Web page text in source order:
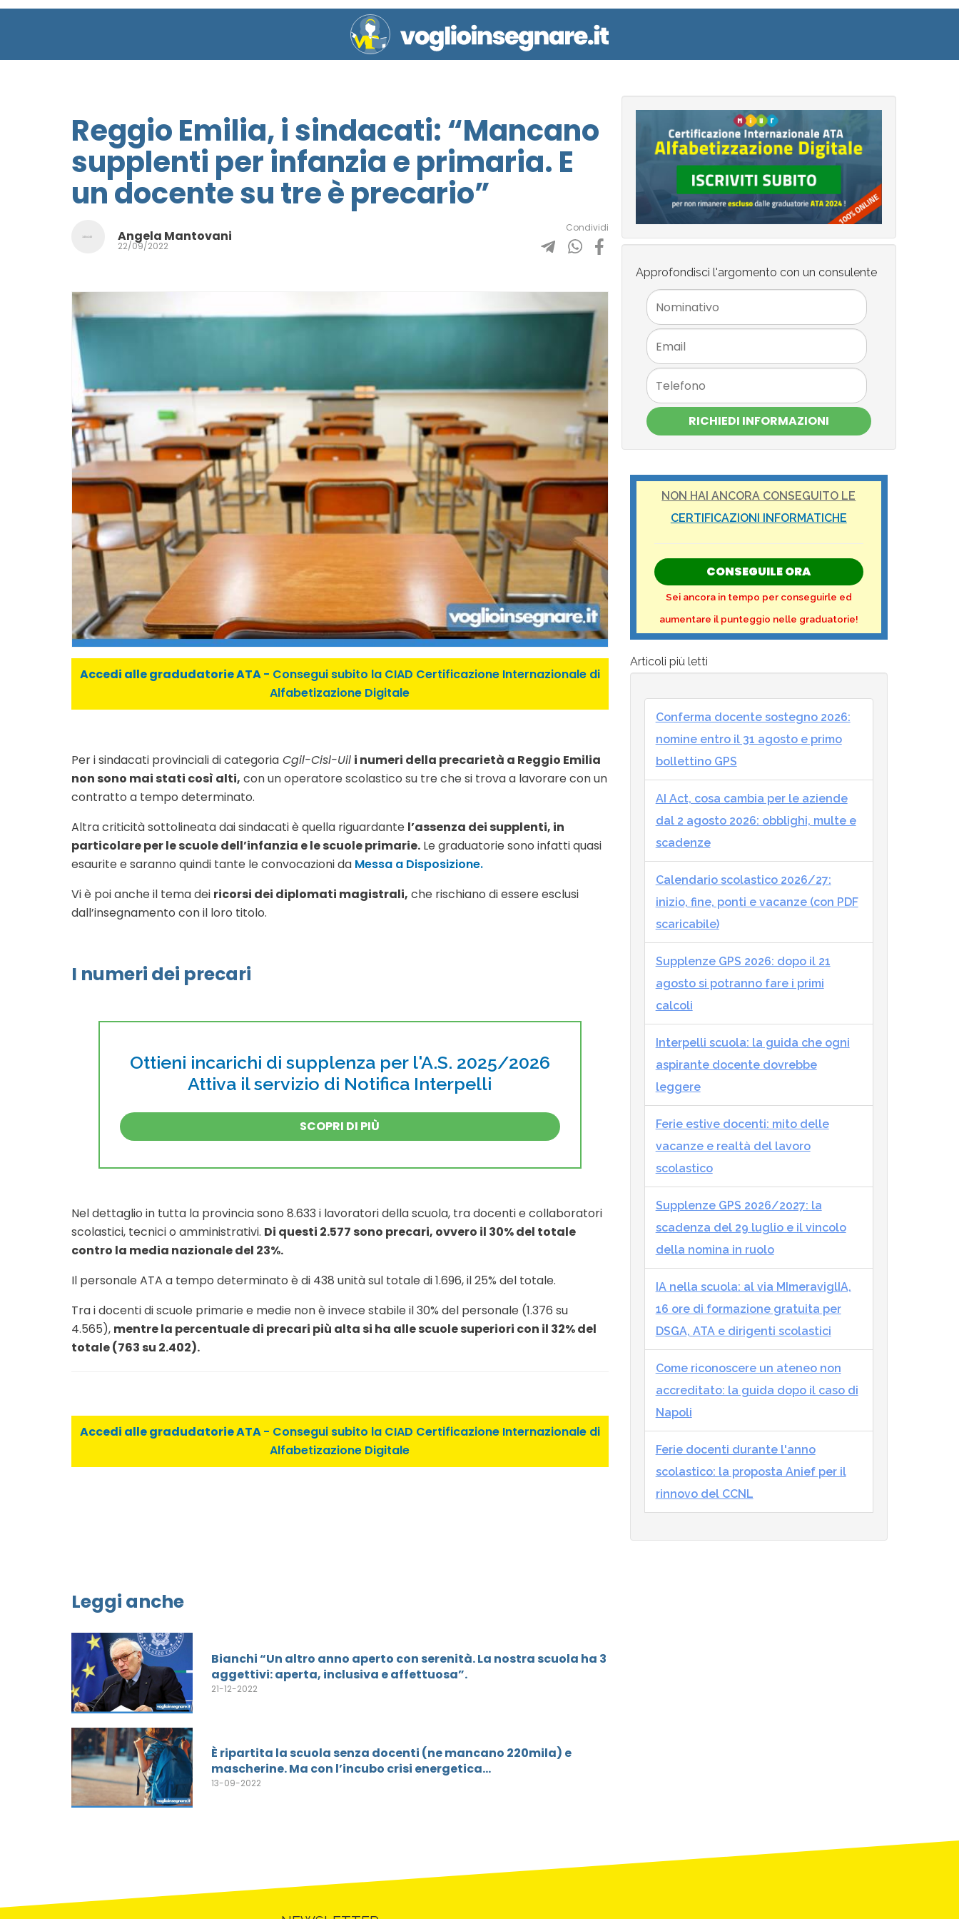
Reggio Emilia, i sindacati: “Mancano
supplenti per infanzia e primaria. E
un docente su tre è precario”
Angela Mantovani
22/09/2022
Condividi
Accedi alle gradudatorie ATA- Consegui subito la CIAD Certificazione Internazionale di
Alfabetizazione Digitale
Per i sindacati provinciali di categoria Cgil-Cisl-Uil i numeri della precarietà a Reggio Emilia
non sono mai stati così alti, con un operatore scolastico su tre che si trova a lavorare con un
contratto a tempo determinato.
Altra criticità sottolineata dai sindacati è quella riguardante l’assenza dei supplenti, in
particolare per le scuole dell’infanzia e le scuole primarie. Le graduatorie sono infatti quasi
esaurite e saranno quindi tante le convocazioni da Messa a Disposizione.
Vi è poi anche il tema dei ricorsi dei diplomati magistrali, che rischiano di essere esclusi
dall’insegnamento con il loro titolo.
I numeri dei precari
Ottieni incarichi di supplenza per l'A.S. 2025/2026
Attiva il servizio di Notifica Interpelli
SCOPRI DI PIÙ
Nel dettaglio in tutta la provincia sono 8.633 i lavoratori della scuola, tra docenti e collaboratori
scolastici, tecnici o amministrativi. Di questi 2.577 sono precari, ovvero il 30% del totale
contro la media nazionale del 23%.
Il personale ATA a tempo determinato è di 438 unità sul totale di 1.696, il 25% del totale.
Tra i docenti di scuole primarie e medie non è invece stabile il 30% del personale (1.376 su
4.565), mentre la percentuale di precari più alta si ha alle scuole superiori con il 32% del
totale (763 su 2.402).
Accedi alle gradudatorie ATA- Consegui subito la CIAD Certificazione Internazionale di
Alfabetizazione Digitale
Leggi anche
Bianchi “Un altro anno aperto con serenità. La nostra scuola ha 3
aggettivi: aperta, inclusiva e affettuosa”.
21-12-2022
È ripartita la scuola senza docenti (ne mancano 220mila) e
mascherine. Ma con l’incubo crisi energetica...
13-09-2022
Approfondisci l'argomento con un consulente
RICHIEDI INFORMAZIONI
NON HAI ANCORA CONSEGUITO LE
CERTIFICAZIONI INFORMATICHE
CONSEGUILE ORA
Sei ancora in tempo per conseguirle ed
aumentare il punteggio nelle graduatorie!
Articoli più letti
Conferma docente sostegno 2026:
nomine entro il 31 agosto e primo
bollettino GPS
AI Act, cosa cambia per le aziende
dal 2 agosto 2026: obblighi, multe e
scadenze
Calendario scolastico 2026/27:
inizio, fine, ponti e vacanze (con PDF
scaricabile)
Supplenze GPS 2026: dopo il 21
agosto si potranno fare i primi
calcoli
Interpelli scuola: la guida che ogni
aspirante docente dovrebbe
leggere
Ferie estive docenti: mito delle
vacanze e realtà del lavoro
scolastico
Supplenze GPS 2026/2027: la
scadenza del 29 luglio e il vincolo
della nomina in ruolo
IA nella scuola: al via MImeraviglIA,
16 ore di formazione gratuita per
DSGA, ATA e dirigenti scolastici
Come riconoscere un ateneo non
accreditato: la guida dopo il caso di
Napoli
Ferie docenti durante l'anno
scolastico: la proposta Anief per il
rinnovo del CCNL